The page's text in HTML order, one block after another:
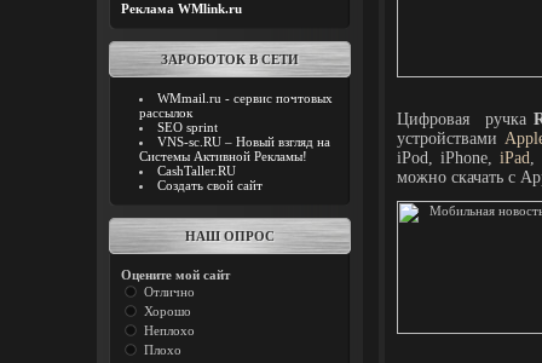
Реклама WMlink.ru
ЗАРОБОТОК В СЕТИ
WMmail.ru - сервис почтовых
рассылок
SEO sprint
VNS-sc.RU – Новый взгляд на
Системы Активной Рекламы!
CashTaller.RU
Создать свой сайт
НАШ ОПРОС
Оцените мой сайт
Отлично
Хорошо
Неплохо
Плохо
Цифровая ручка
устройствами
iPod, iPhone,iPad,
можно скачать с